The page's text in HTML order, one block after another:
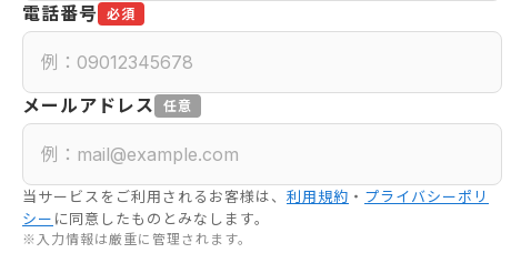
電話番号 必須
メールアドレス 任意
当サービスをご利用されるお客様は、 利用規約 ・ プライバシーポリ
シー に同意したものとみなします。
※入力情報は厳重に管理されます。